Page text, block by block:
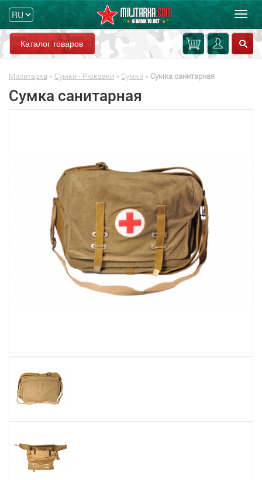
Каталог товаров
Милитарка » Сумки - Рюкзаки » Сумки » Сумка санитарная
Сумка санитарная